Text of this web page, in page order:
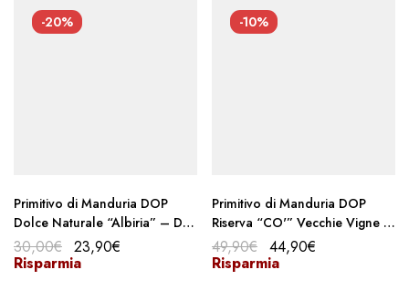
-20%
Primitivo di Manduria DOP
Dolce Naturale “Albiria” – De
Quarto Vitivinicoltori
30,00€ 23,90€
Risparmia
-10%
Primitivo di Manduria DOP
Riserva “CO'” Vecchie Vigne –
De Quarto
49,90€ 44,90€
Risparmia